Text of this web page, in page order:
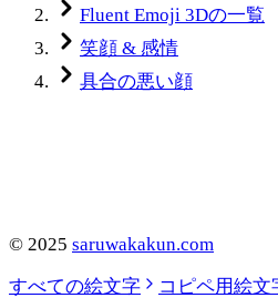
Fluent Emoji 3Dの一覧
笑顔 & 感情
具合の悪い顔
© 2025 saruwakakun.com
すべての絵文字
コピペ用絵文